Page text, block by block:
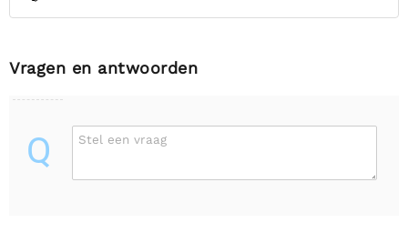
Vragen en antwoorden
Q Stel een vraag